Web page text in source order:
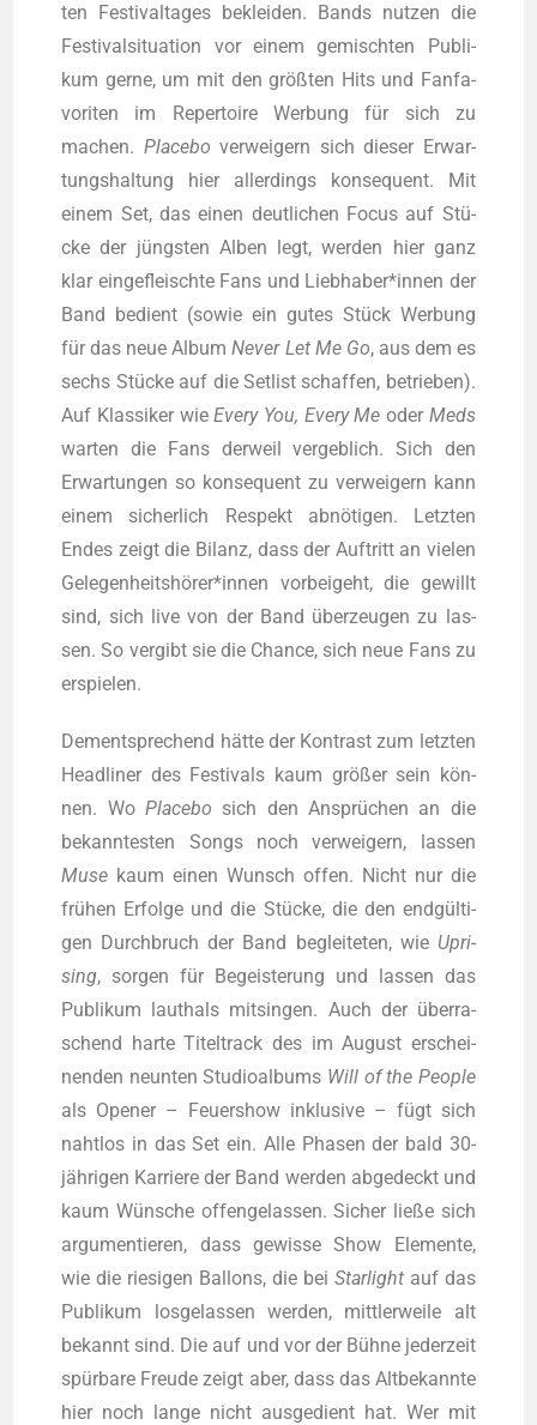
ten Fes­ti­val­ta­ges beklei­den. Bands nut­zen die
Fes­ti­val­si­tua­ti­on vor einem gemisch­ten Publi­
kum ger­ne, um mit den größ­ten Hits und Fan­fa­
vo­ri­ten im Reper­toire Wer­bung für sich zu
machen. Pla­ce­bo ver­wei­gern sich die­ser Erwar­
tungs­hal­tung hier aller­dings kon­se­quent. Mit
einem Set, das einen deut­li­chen Focus auf Stü­
cke der jüngs­ten Alben legt, wer­den hier ganz
klar ein­ge­fleisch­te Fans und Liebhaber*innen der
Band bedient (sowie ein gutes Stück Wer­bung
für das neue AlbumNever Let Me Go, aus dem es
sechs Stü­cke auf die Set­list schaf­fen, betrie­ben).
Auf Klas­si­ker wieEvery You, Every Me oder Meds
war­ten die Fans der­weil ver­geb­lich. Sich den
Erwar­tun­gen so kon­se­quent zu ver­wei­gern kann
einem sicher­lich Respekt abnö­ti­gen. Letz­ten
Endes zeigt die Bilanz, dass der Auf­tritt an vie­len
Gelegenheitshörer*innen vor­bei­geht, die gewillt
sind, sich live von der Band über­zeu­gen zu las­
sen. So ver­gibt sie die Chan­ce, sich neue Fans zu
erspielen.
Dem­entspre­chend hät­te der Kon­trast zum letz­ten
Head­li­ner des Fes­ti­vals kaum grö­ßer sein kön­
nen. Wo Pla­ce­bo sich den Ansprü­chen an die
bekann­tes­ten Songs noch ver­wei­gern, las­sen
Muse kaum einen Wunsch offen. Nicht nur die
frü­hen Erfol­ge und die Stü­cke, die den end­gül­ti­
gen Durch­bruch der Band beglei­te­ten, wie Upri­
sing, sor­gen für Begeis­te­rung und las­sen das
Publi­kum laut­hals mit­sin­gen. Auch der über­ra­
schend har­te Titel­track des im August erschei­
nen­den neun­ten Stu­dio­al­bums Will of the Peo­p­le
als Ope­ner – Feu­er­show inklu­si­ve – fügt sich
naht­los in das Set ein. Alle Pha­sen der bald 30-
jäh­ri­gen Kar­rie­re der Band wer­den abge­deckt und
kaum Wün­sche offen­ge­las­sen. Sicher lie­ße sich
argu­men­tie­ren, dass gewis­se Show Ele­men­te,
wie die rie­si­gen Bal­lons, die bei Star­lightauf das
Publi­kum los­ge­las­sen wer­den, mitt­ler­wei­le alt
bekannt sind. Die auf und vor der Büh­ne jeder­zeit
spür­ba­re Freu­de zeigt aber, dass das Alt­be­kann­te
hier noch lan­ge nicht aus­ge­dient hat. Wer mit